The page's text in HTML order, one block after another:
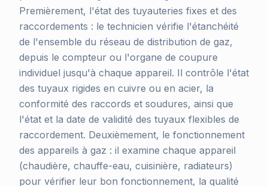
Premièrement, l'état des tuyauteries fixes et des
raccordements : le technicien vérifie l'étanchéité
de l'ensemble du réseau de distribution de gaz,
depuis le compteur ou l'organe de coupure
individuel jusqu'à chaque appareil. Il contrôle l'état
des tuyaux rigides en cuivre ou en acier, la
conformité des raccords et soudures, ainsi que
l'état et la date de validité des tuyaux flexibles de
raccordement. Deuxièmement, le fonctionnement
des appareils à gaz : il examine chaque appareil
(chaudière, chauffe-eau, cuisinière, radiateurs)
pour vérifier leur bon fonctionnement, la qualité